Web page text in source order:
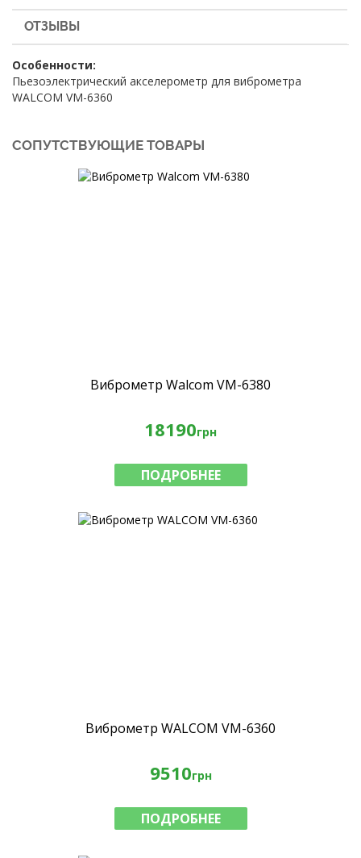
ОТЗЫВЫ
Особенности:
Пьезоэлектрический акселерометр для виброметра
WALCOM VM-6360
СОПУТСТВУЮЩИЕ ТОВАРЫ
Виброметр Walcom VM-6380
18190грн
ПОДРОБНЕЕ
Виброметр WALCOM VM-6360
9510грн
ПОДРОБНЕЕ